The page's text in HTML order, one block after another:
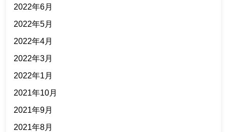
2022年6月
2022年5月
2022年4月
2022年3月
2022年1月
2021年10月
2021年9月
2021年8月